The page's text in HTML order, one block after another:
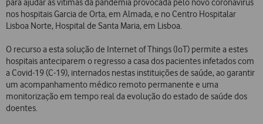
para ajudar as vítimas da pandemia provocada pelo novo coronavírus
nos hospitais Garcia de Orta, em Almada, e no Centro Hospitalar
Lisboa Norte, Hospital de Santa Maria, em Lisboa.
O recurso a esta solução de Internet of Things (IoT) permite a estes
hospitais anteciparem o regresso a casa dos pacientes infetados com
a Covid-19 (C-19), internados nestas instituições de saúde, ao garantir
um acompanhamento médico remoto permanente e uma
monitorização em tempo real da evolução do estado de saúde dos
doentes.